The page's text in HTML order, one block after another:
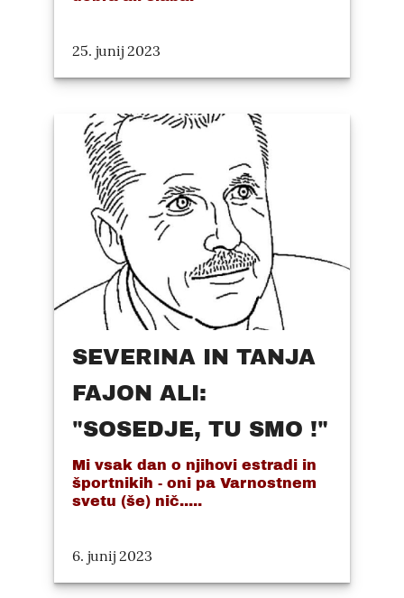
25. junij 2023
SEVERINA IN TANJA
FAJON ALI:
"SOSEDJE, TU SMO !"
Mi vsak dan o njihovi estradi in
športnikih - oni pa Varnostnem
svetu (še) nič.....
6. junij 2023